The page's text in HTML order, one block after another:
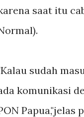
saat itu
sudah
komunikasi
Papua,"jelas